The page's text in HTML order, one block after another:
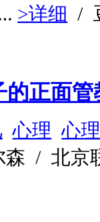
>详细 /
的正面管
心理 心
森 / 北京